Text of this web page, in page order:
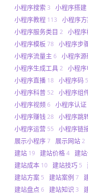
小程序搜索 3 小程序搭建
小程序教程 113 小程序
小程序服务类目 2 小程
小程序模板 78 小程序步
小程序流量主 6 小程序源
小程序生成工具2 小程
小程序直播 18 小程序码 5
小程序科普 52 小程序组
小程序视频6 小程序认证
小程序赚钱28 小程序跳
小程序运营 55 小程序链
展示小程序7 展示网站2
建站 19 建站价格4 建
建站成本 10 建站技巧 5
建站方案 5 建站案例 7
建站盘点 6 建站知识 3